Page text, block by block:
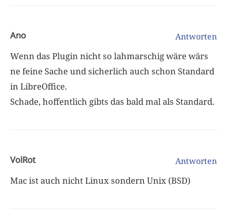
Ano Antworten
Wenn das Plugin nicht so lahmarschig wäre wärs
ne feine Sache und sicherlich auch schon Standard
in LibreOffice.
Schade, hoffentlich gibts das bald mal als Standard.
VolRot Antworten
Mac ist auch nicht Linux sondern Unix (BSD)